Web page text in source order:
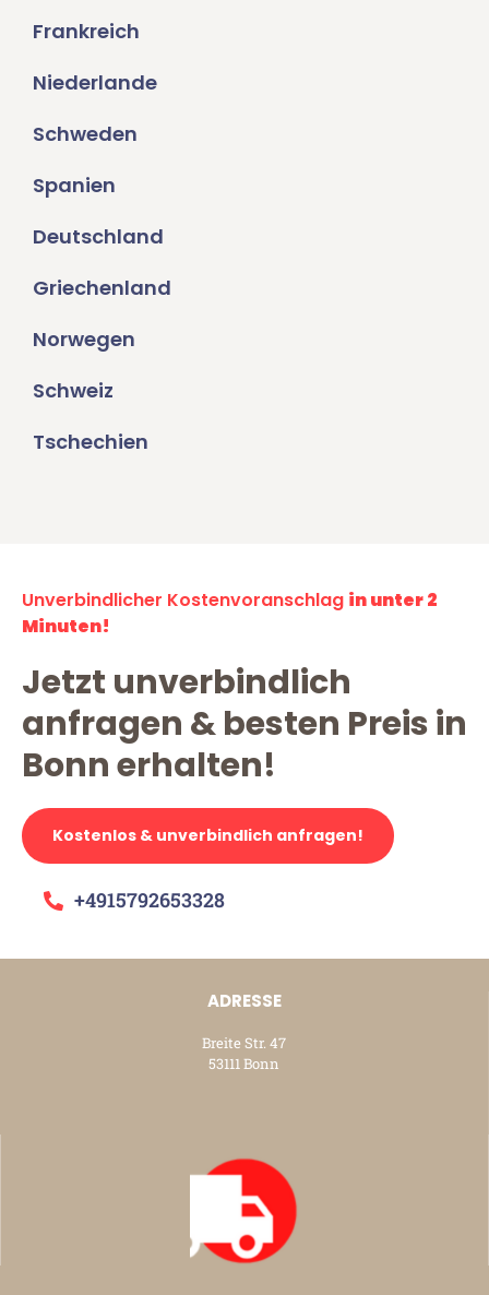
Frankreich
Niederlande
Schweden
Spanien
Deutschland
Griechenland
Norwegen
Schweiz
Tschechien
Unverbindlicher Kostenvoranschlag in unter 2
Minuten!
Jetzt unverbindlich
anfragen & besten Preis in
Bonn erhalten!
Kostenlos & unverbindlich anfragen!
+4915792653328
ADRESSE
Breite Str. 47
53111 Bonn